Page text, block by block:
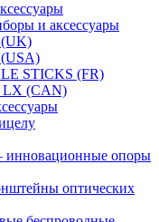
и аксессуары
STICKS (FR)
LX (CAN)
опоры
оптических